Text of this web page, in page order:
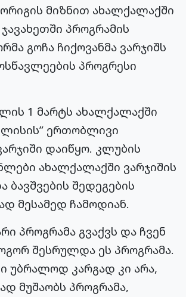
მიზნით ახალქალაქში
პროგრამის
გოჩა ჩიქოვანმა ვარჯიშს
პროგრესი
1 მარტს ახალქალაქში
ერთობლივი
დაიწყო. კლუბის
ახალქალაქში ვარჯიშის
ბავშვების შედეგების
მესამედ ჩამოდიან.
პროგრამა გვაქვს და ჩვენ
შესრულდა ეს პროგრამა.
უბრალოდ კარგად კი არა,
მუშაობს პროგრამა,